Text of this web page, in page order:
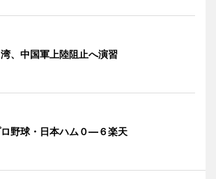
、中国軍上陸阻止へ演習
野球・日本ハム０―６楽天